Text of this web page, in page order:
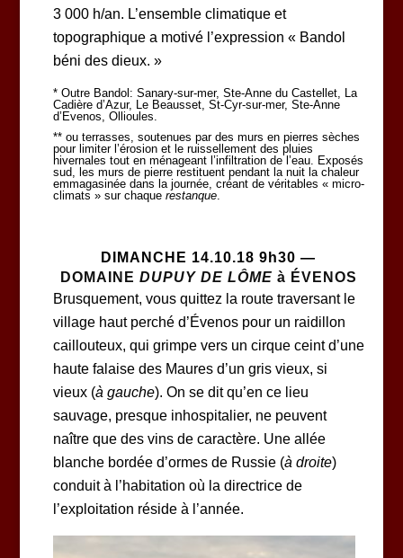
3 000 h/an. L’ensemble climatique et
topographique a motivé l’expression « Bandol
béni des dieux. »
* Outre Bandol: Sanary-sur-mer, Ste-Anne du Castellet, La
Cadière d’Azur, Le Beausset, St-Cyr-sur-mer, Ste-Anne
d’Evenos, Ollioules.
** ou terrasses, soutenues par des murs en pierres sèches
pour limiter l’érosion et le ruissellement des pluies
hivernales tout en ménageant l’infiltration de l’eau. Exposés
sud, les murs de pierre restituent pendant la nuit la chaleur
emmagasinée dans la journée, créant de véritables « micro-
climats » sur chaque restanque.
DIMANCHE 14.10.18 9h30 —
DOMAINE DUPUY DE LÔME à ÉVENOS
Brusquement, vous quittez la route traversant le
village haut perché d’Évenos pour un raidillon
caillouteux, qui grimpe vers un cirque ceint d’une
haute falaise des Maures d’un gris vieux, si
vieux (à gauche). On se dit qu’en ce lieu
sauvage, presque inhospitalier, ne peuvent
naître que des vins de caractère. Une allée
blanche bordée d’ormes de Russie (à droite)
conduit à l’habitation où la directrice de
l’exploitation réside à l’année.